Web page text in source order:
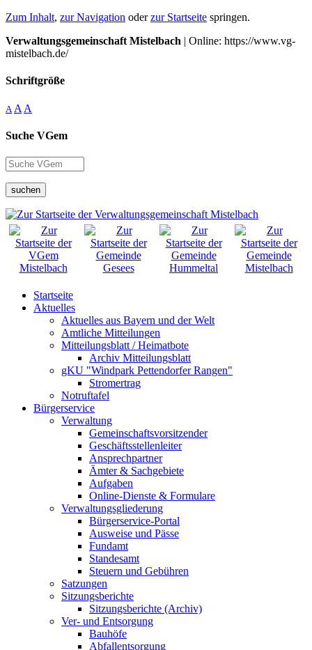
Zum Inhalt, zur Navigation oderzur Startseite springen.
Verwaltungsgemeinschaft Mistelbach | Online: https://www.vg-
mistelbach.de/
Schriftgröße
A A A
Suche VGem
suchen
Startseite
Aktuelles
Aktuelles aus Bayern und der Welt
Amtliche Mitteilungen
Mitteilungsblatt / Heimatbote
Archiv Mitteilungsblatt
gKU "Windpark Pettendorfer Rangen"
Stromertrag
Notruftafel
Bürgerservice
Verwaltung
Gemeinschaftsvorsitzender
Geschäftsstellenleiter
Ansprechpartner
Ämter & Sachgebiete
Aufgaben
Online-Dienste & Formulare
Verwaltungsgliederung
Bürgerservice-Portal
Ausweise und Pässe
Fundamt
Standesamt
Steuern und Gebühren
Satzungen
Sitzungsberichte
Sitzungsberichte (Archiv)
Ver- und Entsorgung
Bauhöfe
Abfallentsorgung